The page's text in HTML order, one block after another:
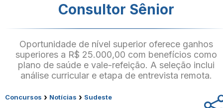
Consultor Sênior
Oportunidade de nível superior oferece ganhos
superiores a R$ 25.000,00 com benefícios como
plano de saúde e vale-refeição. A seleção inclui
análise curricular e etapa de entrevista remota.
Concursos › Notícias › Sudeste